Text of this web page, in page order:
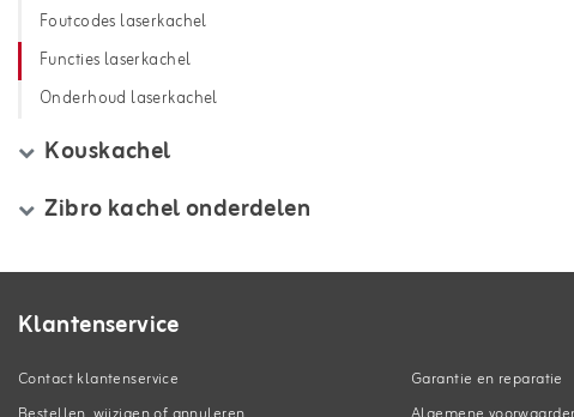
Foutcodes laserkachel
Functies laserkachel
Onderhoud laserkachel
Kouskachel
Zibro kachel onderdelen
Klantenservice
Contact klantenservice
Garantie en reparatie